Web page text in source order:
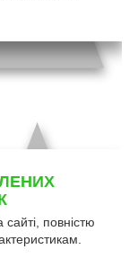
сайті, повністю